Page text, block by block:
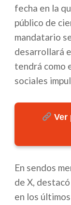
fecha en la
público de
mandatario
desarrollará
tendrá como
sociales
Ver
En sendos
de X,
en los